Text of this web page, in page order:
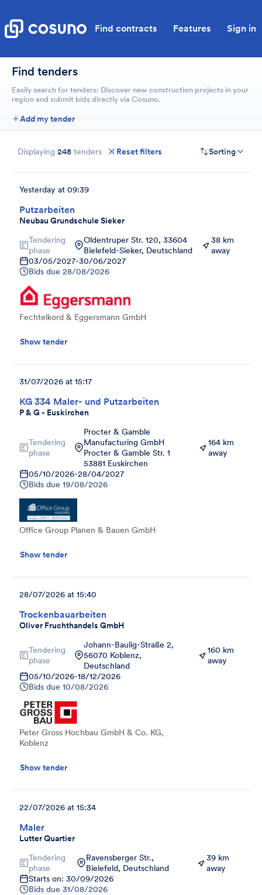
Find contracts Features Sign in
Find tenders
Easily search for tenders: Discover new construction projects in your
region and submit bids directly via Cosuno.
Add my tender
Displaying 248 tenders Reset filters Sorting
Putzarbeiten
Neubau Grundschule Sieker
Yesterday at 09:39
Tendering
phase
Oldentruper Str. 120, 33604
Bielefeld-Sieker, Deutschland
38 km
away
03/05/2027-30/06/2027
Bids due 28/08/2026
Fechtelkord & Eggersmann GmbH
Show tender
KG 334 Maler- und Putzarbeiten
P & G - Euskirchen
31/07/2026 at 15:17
Tendering
phase
Procter & Gamble
Manufacturing GmbH
Procter & Gamble Str. 1
53881 Euskirchen
164 km
away
05/10/2026-28/04/2027
Bids due 19/08/2026
Office Group Planen & Bauen GmbH
Show tender
Trockenbauarbeiten
Oliver Fruchthandels GmbH
28/07/2026 at 15:40
Tendering
phase
Johann-Baulig-Straße 2,
56070 Koblenz,
Deutschland
160 km
away
05/10/2026-18/12/2026
Bids due 10/08/2026
Peter Gross Hochbau GmbH & Co. KG,
Koblenz
Show tender
Maler
Lutter Quartier
22/07/2026 at 15:34
Tendering
phase
Ravensberger Str.,
Bielefeld, Deutschland
39 km
away
Starts on: 30/09/2026
Bids due 31/08/2026